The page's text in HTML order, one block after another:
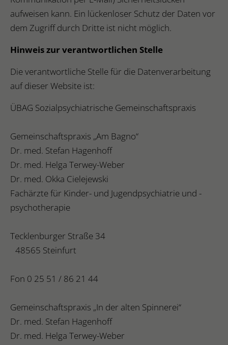
aufweisen kann. Ein lückenloser Schutz der Daten vor
dem Zugriff durch Dritte ist nicht möglich.
Hinweis zur verantwortlichen Stelle
Die verantwortliche Stelle für die Datenverarbeitung
auf dieser Website ist:
ÜBAG Sozialpsychiatrische Gemeinschaftspraxis
Gemeinschaftspraxis „Am Bagno“
Dr. med. Stefan Hagenhoff
Dr. med. Helga Terwey-Weber
Dr. med. Okka Cielejewski
Fachärzte für Kinder- und Jugendpsychiatrie und -
psychotherapie
Tecklenburger Straße 34
48565 Steinfurt
Fon 0 25 51 / 86 21 44
Gemeinschaftspraxis „In der alten Spinnerei“
Dr. med. Stefan Hagenhoff
Dr. med. Helga Terwey-Weber